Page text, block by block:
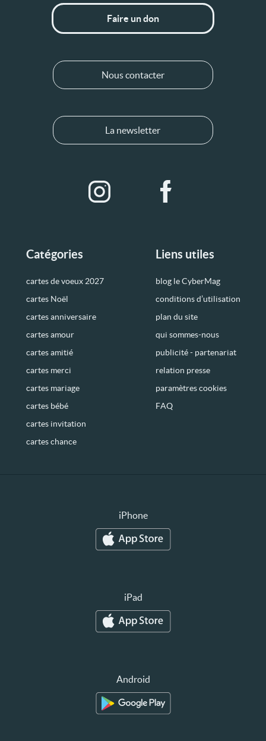
Catégories
cartes de voeux 2027
cartes Noël
cartes anniversaire
cartes amour
cartes amitié
cartes merci
cartes mariage
cartes bébé
cartes invitation
cartes chance
Liens utiles
blog le CyberMag
conditions d’utilisation
plan du site
qui sommes-nous
publicité - partenariat
relation presse
paramètres cookies
FAQ
Faire un don
Nous contacter
La newsletter
iPhone
iPad
Android